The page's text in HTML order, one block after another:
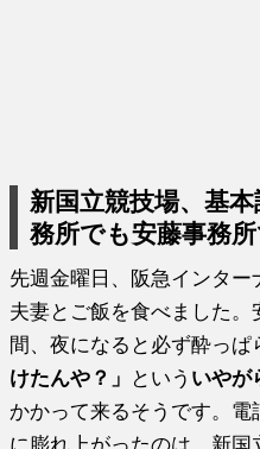
新国立競技場、基
務所でも安藤事務
先週金曜日、阪急インター
夫妻とご飯を食べました。
間、夜になると必ず酔っぱ
けたんや？」
という いやが
かかって来るそうです。電
に膨れ上がったのは、新国